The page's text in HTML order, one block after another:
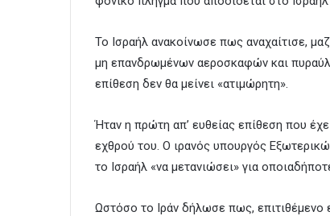
Το Ισραήλ ανακοίνωσε πως αναχαίτισε,
μη επανδρωμένων αεροσκαφών και
επίθεση δεν θα μείνει «ατιμώρητη».
Ήταν η πρώτη απ’ ευθείας επίθεση που
εχθρού του. Ο ιρανός υπουργός
το Ισραήλ «να μετανιώσει» για
Ωστόσο το Ιράν δήλωσε πως, επιτιθέμενο